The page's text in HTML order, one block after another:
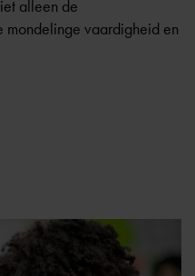
alleen de
mondelinge vaardigheid en